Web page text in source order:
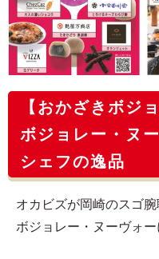
【おかざきボジ
ボジョレー・ヌ
シェフの逸品
オカビズが岡崎のスゴ腕
ボジョレー・ヌーヴォ